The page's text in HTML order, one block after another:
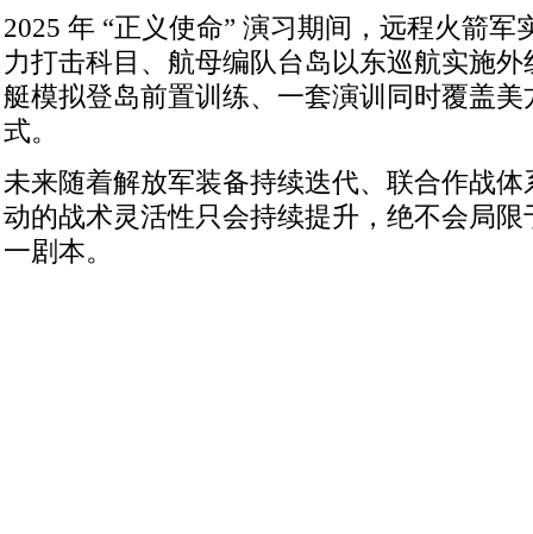
2025 年 “正义使命” 演习期间，远程火箭军
力打击科目、航母编队台岛以东巡航实施
艇模拟登岛前置训练、一套演训同时覆盖
式。
未来随着解放军装备持续迭代、联合作战
动的战术灵活性只会持续提升，绝不会局
一剧本。